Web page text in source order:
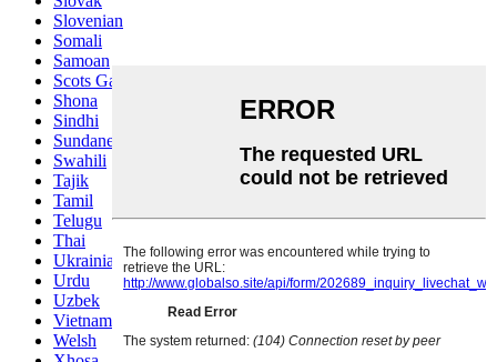
Slovenian
Somali
Samoan
Scots Gaelic
Shona
Sindhi
Sundanese
Swahili
Tajik
Tamil
Telugu
Thai
Ukrainian
Urdu
Uzbek
Vietnamese
Welsh